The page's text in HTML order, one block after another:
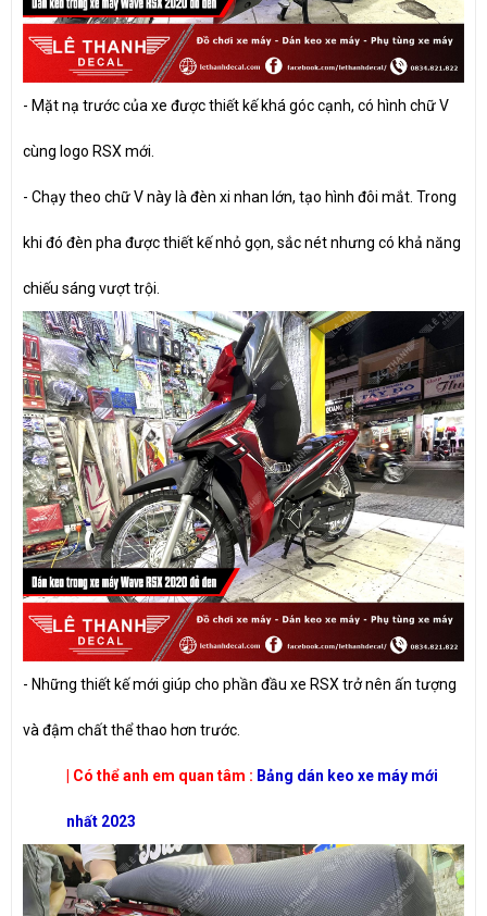
- Mặt nạ trước của xe được thiết kế khá góc cạnh, có hình chữ V
cùng logo RSX mới.
- Chạy theo chữ V này là đèn xi nhan lớn, tạo hình đôi mắt. Trong
khi đó đèn pha được thiết kế nhỏ gọn, sắc nét nhưng có khả năng
chiếu sáng vượt trội.
- Những thiết kế mới giúp cho phần đầu xe RSX trở nên ấn tượng
và đậm chất thể thao hơn trước.
| Có thể anh em quan tâm : Bảng dán keo xe máy mới
nhất 2023